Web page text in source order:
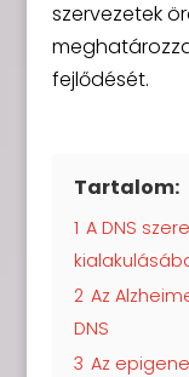
szervezetek
fejlődését.
Tartalom:
1 A DNS
2 Az
DNS
3 Az